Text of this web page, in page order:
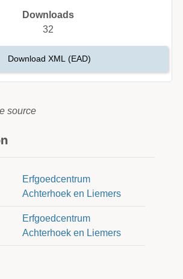
source
Erfgoedcentrum
Achterhoek en Liemers
Erfgoedcentrum
Achterhoek en Liemers
Downloads
32
Download XML (EAD)